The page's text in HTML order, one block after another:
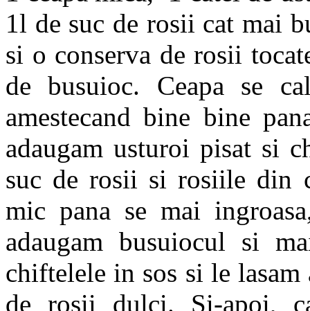
1l de suc de rosii cat mai
si o conserva de rosii
de busuioc. Ceapa se
amestecand bine bine
adaugam usturoi pisat si
suc de rosii si rosiile din
mic pana se mai
adaugam busuiocul si
chiftelele in sos si le
de rosii dulci. Si-apoi,